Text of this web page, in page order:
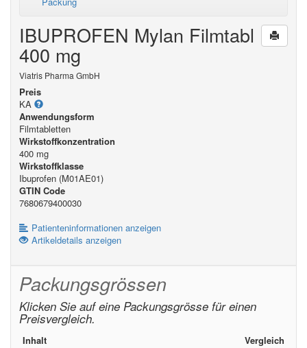
IBUPROFEN Mylan Filmtabl
400 mg
Viatris Pharma GmbH
Preis
KA
Anwendungsform
Filmtabletten
Wirkstoffkonzentration
400 mg
Wirkstoffklasse
Ibuprofen (M01AE01)
GTIN Code
7680679400030
Patienteninformationen anzeigen
Artikeldetails anzeigen
Packungsgrössen
Klicken Sie auf eine Packungsgrösse für einen
Preisvergleich.
Inhalt
Vergleich